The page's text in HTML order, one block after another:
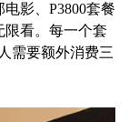
影、P3800套餐
限看。每一个套
需要额外消费三